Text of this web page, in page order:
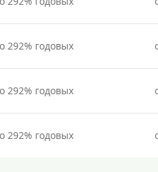
292% годовых
292% годовых
292% годовых